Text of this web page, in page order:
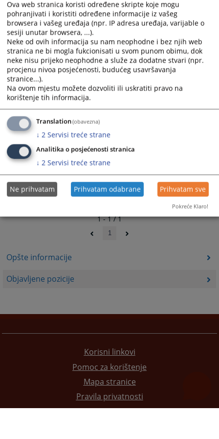
Opšte informacije
Objavljene pozicije
and
select
a
date.
Press
the
question
mark
key
get
the
keyboard
shortcuts
for
dates.
and
select
a
date.
Press
the
question
mark
key
the
keyboard
shortcuts
for
dates.
1 - 1 / 1
1
Korisni linkovi
Pomoc za korištenje
Mapa stranice
Pravila privatnosti
Ova web stranica koristi određene skripte koje mogu
pohranjivati i koristiti određene informacije iz vašeg
browsera i vašeg uređaja (npr. IP adresa uređaja, varijable o
sesiji unutar browsera, ...).
Neke od ovih informacija su nam neophodne i bez njih web
stranica ne bi mogla fukcionisati u svom punom obimu, dok
neke nisu prijeko neophodne a služe za dodatne stvari (npr.
procjenu nivoa posjećenosti, budućeg usavršavanja
stranice...).
Na ovom mjestu možete dozvoliti ili uskratiti pravo na
korištenje tih informacija.
Translation(obavezna)
↓ 2 Servisi treće strane
Analitika o posjećenosti stranica
↓ 2 Servisi treće strane
Ne prihvatam Prihvatam odabrane Prihvatam sve
Pokreće Klaro!